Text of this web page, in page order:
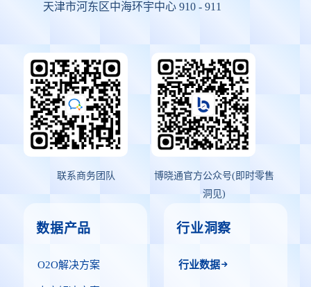
天津市河东区中海环宇中心 910 - 911
联系商务团队
博晓通官方公众号(即时零售
洞见)
数据产品
O2O解决方案
行业洞察
行业数据